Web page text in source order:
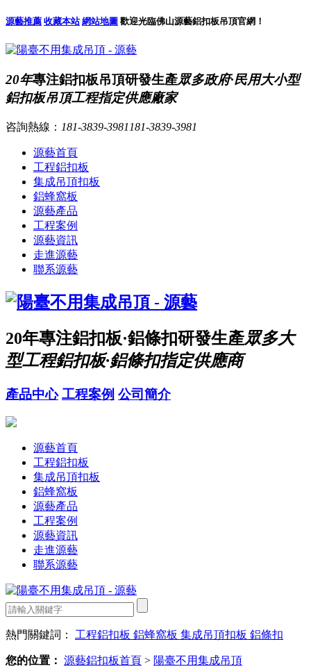
源藝推薦 收藏本站 網站地圖 歡迎光臨佛山源藝鋁扣板吊頂官網！
20年專注鋁扣板吊頂研發生產眾多政府·民用大小型
鋁扣板吊頂工程指定供應廠家
咨詢熱線： 181-3839-3981 181-3839-3981
源藝首頁
工程鋁扣板
集成吊頂扣板
鋁蜂窩板
源藝產品
工程案例
源藝資訊
走進源藝
聯系源藝
20年專注鋁扣板·鋁條扣研發生產眾多大
型工程鋁扣板·鋁條扣指定供應商
產品中心 工程案例 公司簡介
源藝首頁
工程鋁扣板
集成吊頂扣板
鋁蜂窩板
源藝產品
工程案例
源藝資訊
走進源藝
聯系源藝
熱門關鍵詞： 工程鋁扣板 鋁蜂窩板 集成吊頂扣板 鋁條扣
您的位置： 源藝鋁扣板首頁 > 陽臺不用集成吊頂